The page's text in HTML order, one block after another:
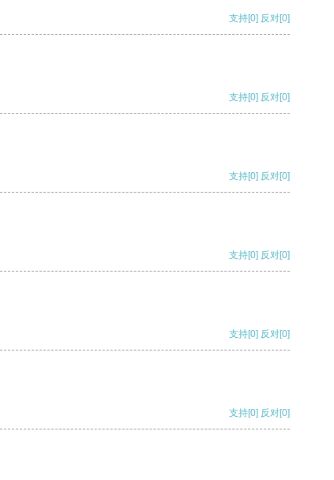
支持[0] 反对[0]
支持[0] 反对[0]
支持[0] 反对[0]
支持[0] 反对[0]
支持[0] 反对[0]
支持[0] 反对[0]